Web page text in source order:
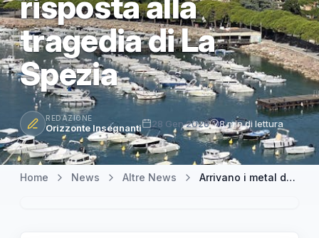
tragedia di La
Spezia
REDAZIONE
Orizzonte Insegnanti 28 Gen 2026 8 min di lettura
Home News Altre News Arrivano i metal detector portatili nelle scuole: una risposta alla tragedia di La Spezia